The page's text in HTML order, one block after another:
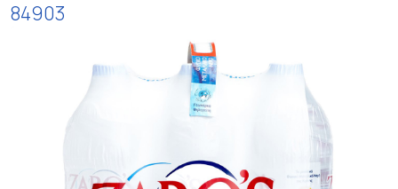
84903